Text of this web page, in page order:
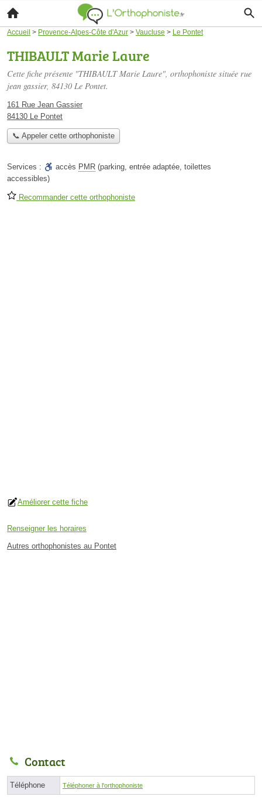
Accueil > Provence-Alpes-Côte d'Azur > Vaucluse > Le Pontet
THIBAULT Marie Laure
Cette fiche présente "THIBAULT Marie Laure", orthophoniste située rue
jean gassier, 84130 Le Pontet.
161 Rue Jean Gassier
84130 Le Pontet
📞 Appeler cette orthophoniste
Services : accès PMR (parking, entrée adaptée, toilettes
accessibles)
Recommander cette orthophoniste
Améliorer cette fiche
Renseigner les horaires
Autres orthophonistes au Pontet
Contact
Téléphone Téléphoner à l'orthophoniste